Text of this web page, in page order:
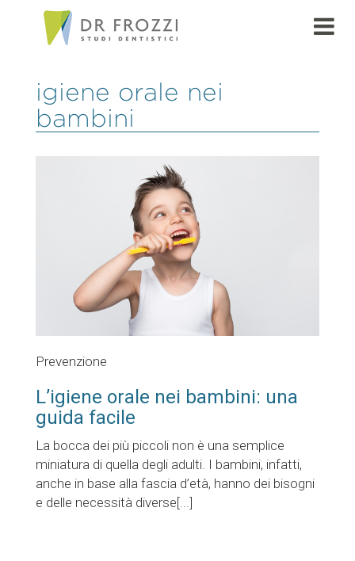
igiene orale nei
bambini
Prevenzione
L’igiene orale nei bambini: una
guida facile
La bocca dei più piccoli non è una semplice
miniatura di quella degli adulti. I bambini, infatti,
anche in base alla fascia d’età, hanno dei bisogni
e delle necessità diverse[...]